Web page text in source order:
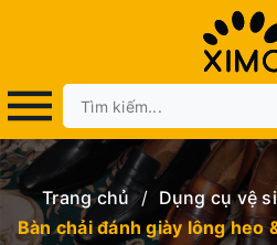
Trang chủ / Dụng cụ vệ
Bàn chải đánh giày lông heo